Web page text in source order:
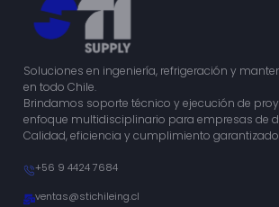
Soluciones en ingeniería, refrigeración y
en todo Chile.
Brindamos soporte técnico y ejecución de
enfoque multidisciplinario para empresas de
Calidad, eficiencia y cumplimiento
+56 9 4424 7684
ventas@stichileing.cl